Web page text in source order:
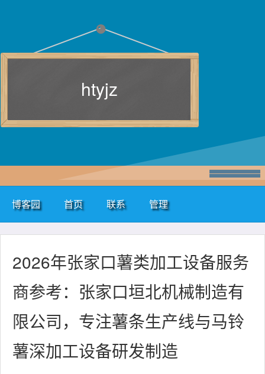
htyjz
博客园 首页 联系 管理
2026年张家口薯类加工设备服务
商参考：张家口垣北机械制造有
限公司，专注薯条生产线与马铃
薯深加工设备研发制造